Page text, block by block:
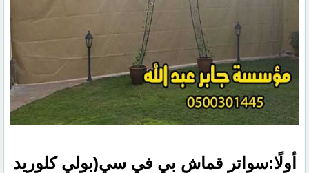
أولًا:سواتر قماش بي في سي(بولي كلوريد